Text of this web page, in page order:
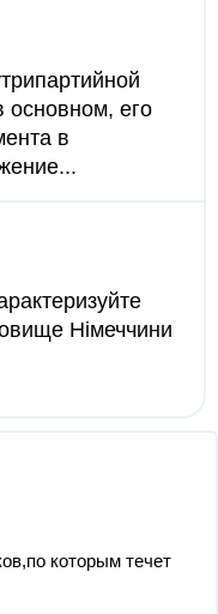
основном, его
в
Німеччини
которым течет